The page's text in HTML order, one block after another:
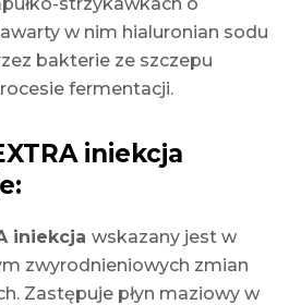
w nim hialuronian sodu
bakterie ze szczepu
fermentacji.
iniekcja
iniekcja wskazany jest w
zwyrodnieniowych zmian
Zastępuje płyn maziowy w